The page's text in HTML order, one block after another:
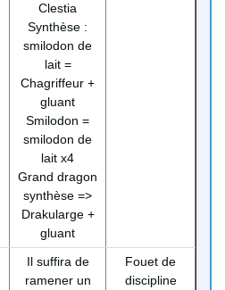
Clestia
Synthèse :
smilodon de
lait =
Chagriffeur +
gluant
Smilodon =
smilodon de
lait x4
Grand dragon
synthèse =>
Drakularge +
gluant
Il suffira de
ramener un
Fouet de
discipline